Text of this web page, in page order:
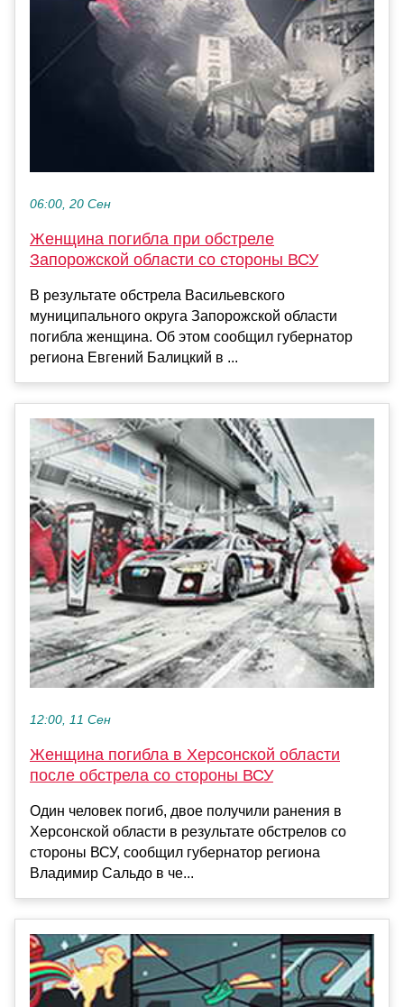
06:00, 20 Сен
Женщина погибла при обстреле
Запорожской области со стороны ВСУ
В результате обстрела Васильевского
муниципального округа Запорожской области
погибла женщина. Об этом сообщил губернатор
региона Евгений Балицкий в ...
12:00, 11 Сен
Женщина погибла в Херсонской области
после обстрела со стороны ВСУ
Один человек погиб, двое получили ранения в
Херсонской области в результате обстрелов со
стороны ВСУ, сообщил губернатор региона
Владимир Сальдо в че...